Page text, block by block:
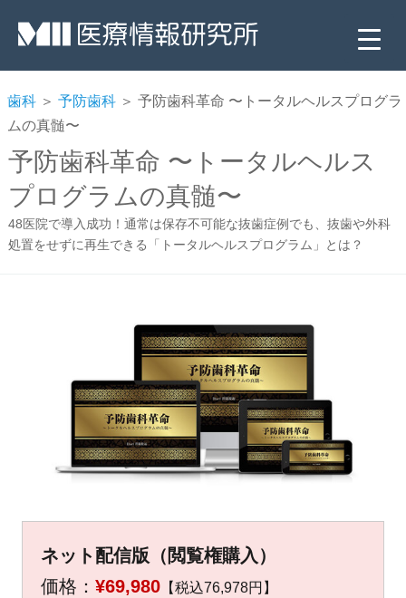
歯科 ＞ 予防歯科 ＞ 予防歯科革命 〜トータルヘルスプログラ
ムの真髄〜
予防歯科革命 〜トータルヘルス
プログラムの真髄〜
48医院で導入成功！通常は保存不可能な抜歯症例でも、抜歯や外科
処置をせずに再生できる「トータルヘルスプログラム」とは？
ネット配信版（閲覧権購入）
価格： ¥69,980【税込76,978円】